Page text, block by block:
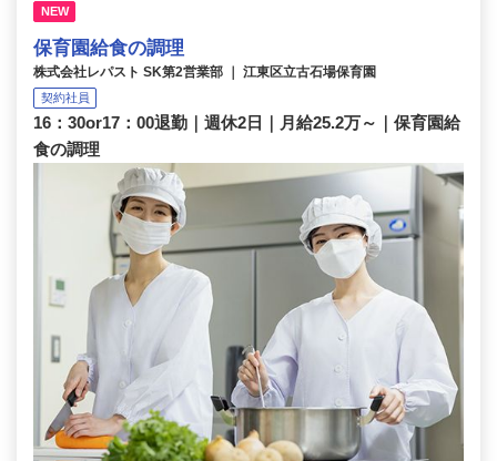
NEW
保育園給食の調理
株式会社レパスト SK第2営業部 ｜ 江東区立古石場保育園
契約社員
16：30or17：00退勤｜週休2日｜月給25.2万～｜保育園給
食の調理